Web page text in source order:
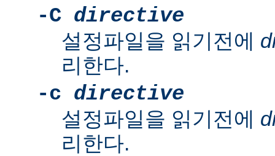
-C directive
설정파일을 읽기전에
리한다.
-c directive
설정파일을 읽기전에
리한다.